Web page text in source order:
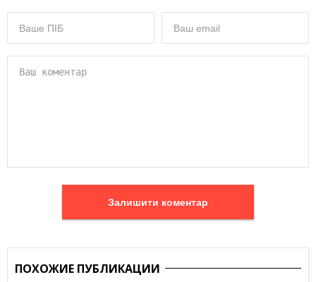
Залишити коментар
ПОХОЖИЕ ПУБЛИКАЦИИ